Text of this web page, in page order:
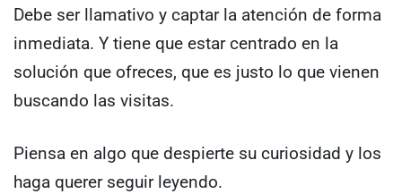
Debe ser llamativo y captar la atención de forma
inmediata. Y tiene que estar centrado en la
solución que ofreces, que es justo lo que vienen
buscando las visitas.
Piensa en algo que despierte su curiosidad y los
haga querer seguir leyendo.